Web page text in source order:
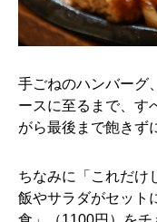
手ごねのハンバーグ
ースに至るまで、す
がら最後まで飽きず
ちなみに「これだけ
飯やサラダがセット